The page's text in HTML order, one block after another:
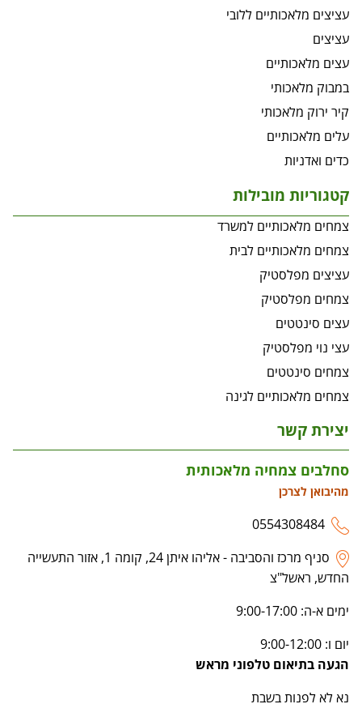
עציצים מלאכותיים ללובי
עציצים
עצים מלאכותיים
במבוק מלאכותי
קיר ירוק מלאכותי
עלים מלאכותיים
כדים ואדניות
קטגוריות מובילות
צמחים מלאכותיים למשרד
צמחים מלאכותיים לבית
עציצים מפלסטיק
צמחים מפלסטיק
עצים סינטטים
עצי נוי מפלסטיק
צמחים סינטטים
צמחים מלאכותיים לגינה
יצירת קשר
סחלבים צמחיה מלאכותית
מהיבואן לצרכן
0554308484
סניף מרכז והסביבה - אליהו איתן 24, קומה 1, אזור התעשייה
החדש, ראשל"צ
ימים א-ה: 9:00-17:00
יום ו: 9:00-12:00
הגעה בתיאום טלפוני מראש
נא לא לפנות בשבת